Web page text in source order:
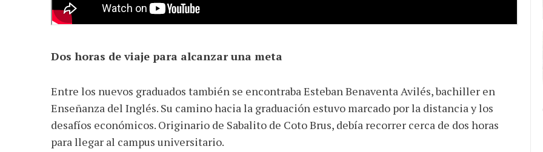
Dos horas de viaje para alcanzar una meta
Entre los nuevos graduados también se encontraba Esteban Benaventa Avilés, bachiller en
Enseñanza del Inglés. Su camino hacia la graduación estuvo marcado por la distancia y los
desafíos económicos. Originario de Sabalito de Coto Brus, debía recorrer cerca de dos horas
para llegar al campus universitario.